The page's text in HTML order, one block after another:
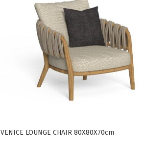
VENICE LOUNGE CHAIR 80X80X70cm